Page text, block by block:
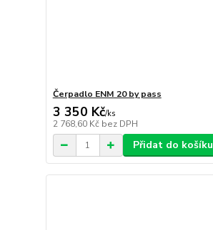
Čerpadlo ENM 20 by pass
3 350 Kč/ks
2 768,60 Kč bez DPH
Přidat do košíku